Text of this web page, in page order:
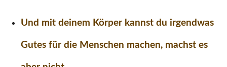
Und mit deinem Körper kannst du irgendwas
Gutes für die Menschen machen, machst es